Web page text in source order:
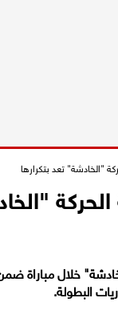
"الخادشة" تعد بتكرارها
خلال مباراة